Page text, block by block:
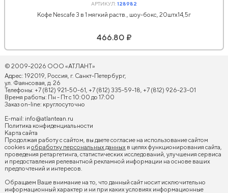
АРТИКУЛ:128982
Кофе Nescafe 3 в 1 мягкий раств., шоу-бокс, 20штx14,5г
466.80 ₽
© 2009-2026 ООО «АТЛАНТ»
Адрес: 192019, Россия, г. Санкт-Петербург,
ул. Фаянсовая, д. 26
Телефоны: +7 (812) 921-50-61, +7 (812) 335-59-18, +7 (812) 926-23-01
Время работы: Пн - Пт с 10:00 до 17:00
Заказ on-line: круглосуточно
E-mail: info@atlantean.ru
Политика конфиденциальности
Карта сайта
Продолжая работу с сайтом, вы даете согласие на использование сайтом
cookies и обработку персональных данных в целях функционирования сайта,
проведения ретаргетинга, статистических исследований, улучшения сервиса
и предоставления релевантной рекламной информации на основе ваших
предпочтений и интересов.
Обращаем Ваше внимание на то, что данный сайт носит исключительно
информационный характер и ни при каких условиях информационные